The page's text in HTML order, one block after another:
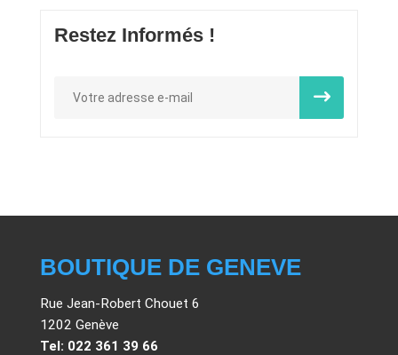
Restez Informés !
BOUTIQUE DE GENEVE
Rue Jean-Robert Chouet 6
1202 Genève
Tel: 022 361 39 66